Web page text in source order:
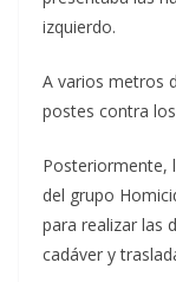
izquierdo.
A varios metros
postes contra
Posteriormente,
del grupo
para realizar las
cadáver y